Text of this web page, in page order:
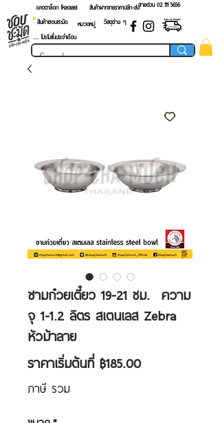
แคตตาล็อก โหลดเลย! สายด่วน 02 ​111 5656
สินค้าฝากขายราคาปลีก-ส่ง
สินค้าชอบชะมัด
หมวดหมู่
วัสดุต่าง ๆ
.... โปรโมชั่นประจำเดือน
ชามก๋วยเตี๋ยว 19-21 ซม. ความ
จุ 1-1.2 ลิตร สเตนเลส Zebra
หัวม้าลาย
ราคาเริ่มต้นที่ ฿185.00ราคา
ภาษี รวม